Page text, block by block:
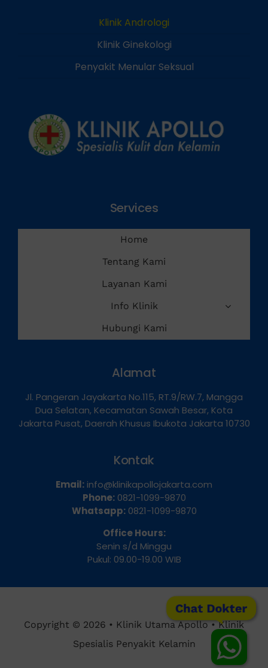
Chat Dokter
Klinik Andrologi
Klinik Ginekologi
Penyakit Menular Seksual
Services
Home
Tentang Kami
Layanan Kami
Info Klinik
Hubungi Kami
Alamat
Jl. Pangeran Jayakarta No.115, RT.9/RW.7, Mangga
Dua Selatan, Kecamatan Sawah Besar, Kota
Jakarta Pusat, Daerah Khusus Ibukota Jakarta 10730
Kontak
Email: info@klinikapollojakarta.com
Phone:0821-1099-9870
Whatsapp:0821-1099-9870
Office Hours:
Senin s/d Minggu
Pukul: 09.00-19.00 WIB
Copyright © 2026 • Klinik Utama Apollo • Klinik
Spesialis Penyakit Kelamin